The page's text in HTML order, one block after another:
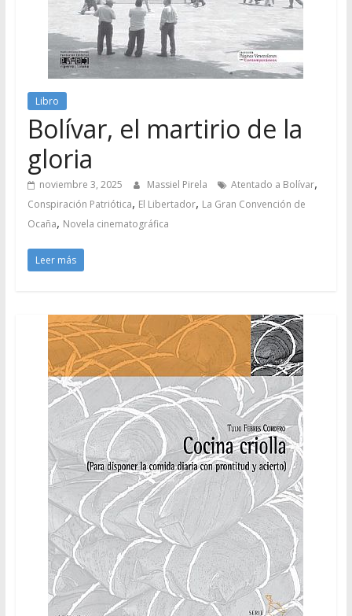
Libro
Bolívar, el martirio de la
gloria
noviembre 3, 2025 Massiel Pirela Atentado a Bolívar,
Conspiración Patriótica, El Libertador, La Gran Convención de
Ocaña, Novela cinematográfica
Leer más